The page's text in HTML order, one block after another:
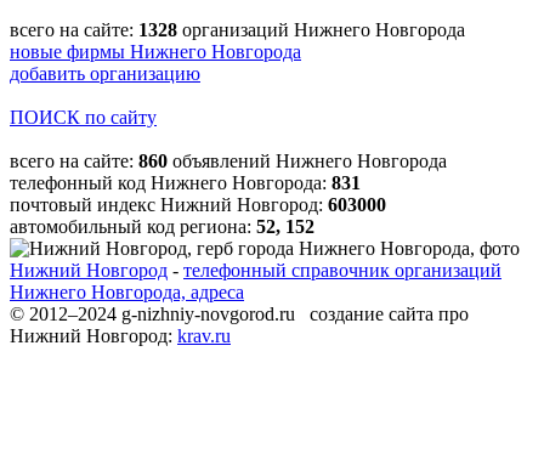
всего на сайте: 1328 организаций Нижнего Новгорода
новые фирмы Нижнего Новгорода
добавить организацию
ПОИСК по сайту
всего на сайте: 860 объявлений Нижнего Новгорода
телефонный код Нижнего Новгорода: 831
почтовый индекс Нижний Новгород: 603000
автомобильный код региона: 52, 152
Нижний Новгород - телефонный справочник организаций
Нижнего Новгорода, адреса
© 2012–2024 g-nizhniy-novgorod.ru создание сайта про
Нижний Новгород: krav.ru